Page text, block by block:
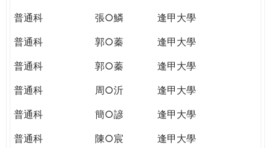
普通科
張○鱗
逢甲大學
普通科
郭○蓁
逢甲大學
普通科
郭○蓁
逢甲大學
普通科
周○沂
逢甲大學
普通科
簡○諺
逢甲大學
普通科
陳○宸 逢甲大學